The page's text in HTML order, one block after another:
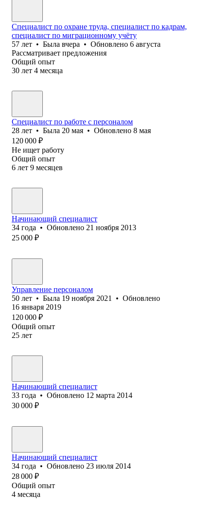
Специалист по охране труда, специалист по кадрам,
специалист по миграционному учёту
57 лет • Была вчера • Обновлено 6 августа
Рассматривает предложения
Общий опыт
30 лет 4 месяца
Специалист по работе с персоналом
28 лет • Была 20 мая • Обновлено 8 мая
120 000 ₽
Не ищет работу
Общий опыт
6 лет 9 месяцев
Начинающий специалист
34 года • Обновлено 21 ноября 2013
25 000 ₽
Управление персоналом
50 лет • Была 19 ноября 2021 • Обновлено
16 января 2019
120 000 ₽
Общий опыт
25 лет
Начинающий специалист
33 года • Обновлено 12 марта 2014
30 000 ₽
Начинающий специалист
34 года • Обновлено 23 июля 2014
28 000 ₽
Общий опыт
4 месяца